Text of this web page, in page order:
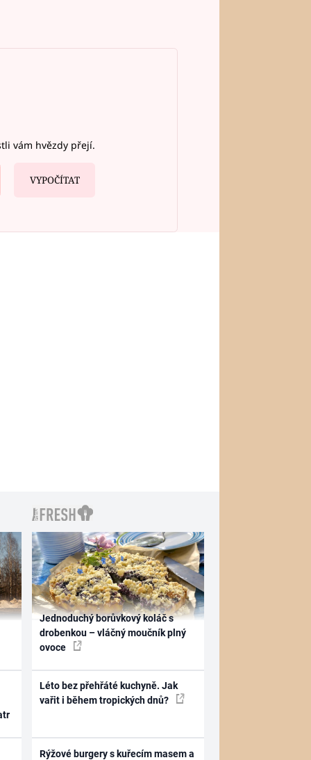
vám hvězdy přejí.
VYPOČÍTAT
Jednoduchý borůvkový koláč s
drobenkou – vláčný moučník plný
ovoce
Léto bez přehřáté kuchyně. Jak
vařit i během tropických dnů?
Rýžové burgery s kuřecím masem a